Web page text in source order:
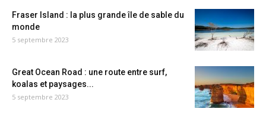
Fraser Island : la plus grande île de sable du
monde
5 septembre 2023
Great Ocean Road : une route entre surf,
koalas et paysages...
5 septembre 2023